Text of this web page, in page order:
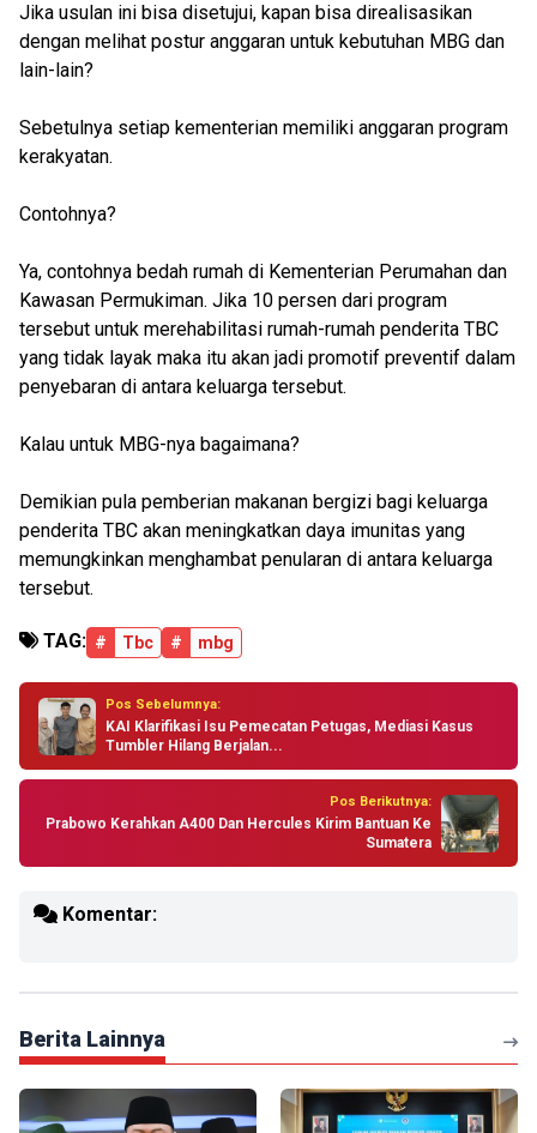
Jika usulan ini bisa disetujui, kapan bisa direalisasikan
dengan melihat postur anggaran untuk kebutuhan MBG dan
lain-lain?
Sebetulnya setiap kementerian memiliki anggaran program
kerakyatan.
Contohnya?
Ya, contohnya bedah rumah di Kementerian Perumahan dan
Kawasan Permukiman. Jika 10 persen dari program
tersebut untuk merehabilitasi rumah-rumah penderita TBC
yang tidak layak maka itu akan jadi promotif preventif dalam
penyebaran di antara keluarga tersebut.
Kalau untuk MBG-nya bagaimana?
Demikian pula pemberian makanan bergizi bagi keluarga
penderita TBC akan meningkatkan daya imunitas yang
memungkinkan menghambat penularan di antara keluarga
tersebut.
TAG: # Tbc # mbg
Pos Sebelumnya:
KAI Klarifikasi Isu Pemecatan Petugas, Mediasi Kasus
Tumbler Hilang Berjalan...
Pos Berikutnya:
Prabowo Kerahkan A400 Dan Hercules Kirim Bantuan Ke
Sumatera
Komentar:
Berita Lainnya